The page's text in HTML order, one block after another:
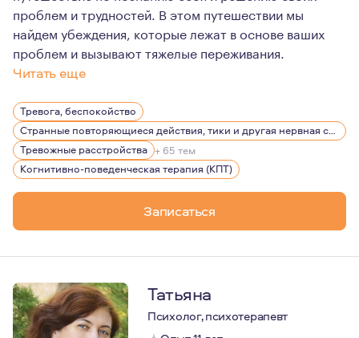
проблем и трудностей. В этом путешествии мы
найдем убеждения, которые лежат в основе ваших
проблем и вызывают тяжелые переживания.
Читать еще
В профессию меня привело три фактора. Первый —
Тревога, беспокойство
Странные повторяющиеся действия, тики и другая нервная симптоматика
Тревожные расстройства + 65 тем
Когнитивно-поведенческая терапия (КПТ)
Записаться
Татьяна
Психолог, психотерапевт